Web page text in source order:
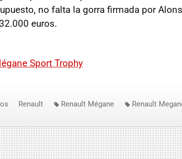
no falta la gorra firmada por
euros.
Sport Trophy
Renault Renault Mégane Renault